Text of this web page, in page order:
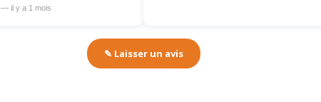
— il y a 1 mois
✎ Laisser un avis